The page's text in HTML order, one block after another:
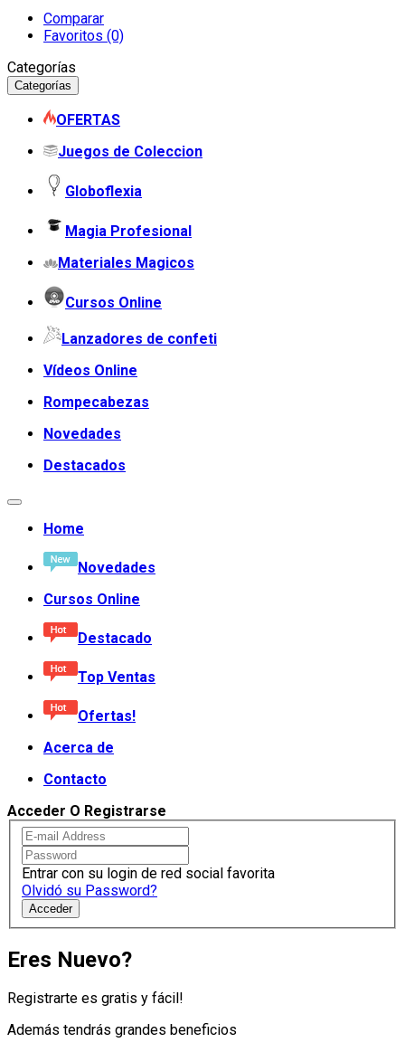
Comparar
Favoritos (0)
Categorías
Categorías
OFERTAS
Juegos de Coleccion
Globoflexia
Magia Profesional
Materiales Magicos
Cursos Online
Lanzadores de confeti
Vídeos Online
Rompecabezas
Novedades
Destacados
Home
Novedades
Cursos Online
Destacado
Top Ventas
Ofertas!
Acerca de
Contacto
Acceder O Registrarse
Entrar con su login de red social favorita
Olvidó su Password?
Acceder
Eres Nuevo?
Registrarte es gratis y fácil!
Además tendrás grandes beneficios